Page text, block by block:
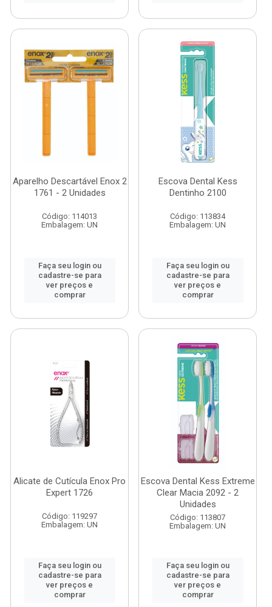
Aparelho Descartável Enox 2
1761 - 2 Unidades
Código: 114013
Embalagem: UN
Faça seu login ou
cadastre-se para
ver preços e
comprar
Escova Dental Kess
Dentinho 2100
Código: 113834
Embalagem: UN
Faça seu login ou
cadastre-se para
ver preços e
comprar
Alicate de Cutícula Enox Pro
Expert 1726
Código: 119297
Embalagem: UN
Faça seu login ou
cadastre-se para
ver preços e
comprar
Escova Dental Kess Extreme
Clear Macia 2092 - 2
Unidades
Código: 113807
Embalagem: UN
Faça seu login ou
cadastre-se para
ver preços e
comprar